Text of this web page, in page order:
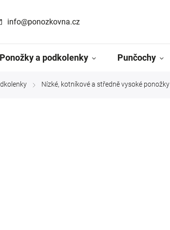
info@ponozkovna.cz
Ponožky a podkolenky Punčochy
/ Nízké, kotníkové a středně vysoké ponožky